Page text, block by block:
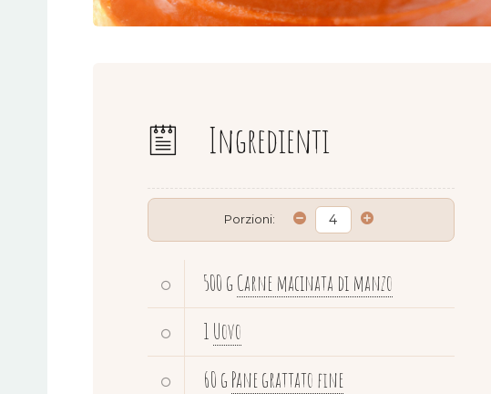
Ingredienti
Porzioni:
500 g Carne macinata di manzo
1 Uovo
60 g Pane grattato fine